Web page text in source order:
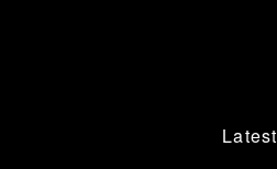
Latest